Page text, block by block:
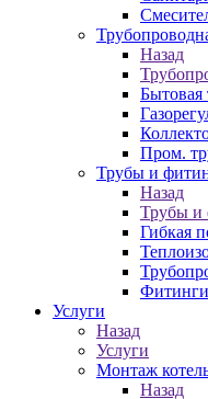
Назад
Бытовая
Пром.
Трубы и
Назад
Трубы и
Гибкая
Фитинги
Услуги
Назад
Услуги
Монтаж
Назад